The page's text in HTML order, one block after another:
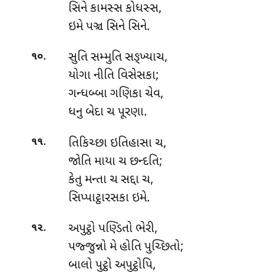
સિને કામસ્સ કોધસ્સ,
ઇમે પઞ્ચ સિને સિને.
૧૦.
સુતિ સમ્મુતિ સઙ્ખ્યાચ,
યોગા નીતિ વિસેસકા;
ગન્ધબ્બા ગણિકા ચેવ,
ધનુ બેદા ચ પૂરણા.
૧૧.
તિકિચ્છા ઇતિહાસા ચ,
જોતિ માયા ચ છન્દતિ;
કેતુ મન્તા ચ સદ્દા ચ,
સિપ્પાટ્ઠારસકા ઇમે.
૧૨.
અપુટ્ઠો પણ્ડિતો ભેરી,
પજ્જુન્નો મે હોતિ પુચ્છિતો;
બાલો પુટ્ઠો અપુટ્ઠોપિ,